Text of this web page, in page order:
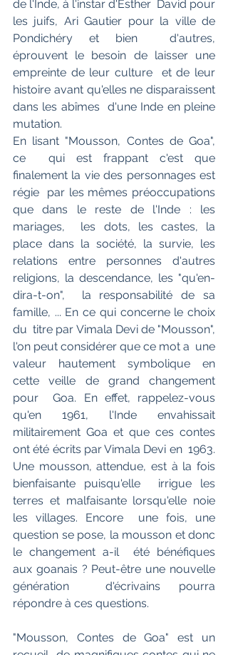
de l'Inde, à l'instar d'Esther  David pour
les juifs, Ari Gautier pour la ville de
Pondichéry et bien  d'autres,
éprouvent le besoin de laisser une
empreinte de leur culture  et de leur
histoire avant qu'elles ne disparaissent
dans les abîmes  d'une Inde en pleine
mutation.
En lisant "Mousson, Contes de Goa",
ce  qui est frappant c'est que
finalement la vie des personnages est
régie  par les mêmes préoccupations
que dans le reste de l'Inde : les
mariages,  les dots, les castes, la
place dans la société, la survie, les
relations entre personnes d'autres
religions, la descendance, les "qu'en-
dira-t-on",  la responsabilité de sa
famille, ... En ce qui concerne le choix
du  titre par Vimala Devi de "Mousson",
l'on peut considérer que ce mot a  une
valeur hautement symbolique en
cette veille de grand changement
pour  Goa. En effet, rappelez-vous
qu'en 1961, l'Inde envahissait
militairement Goa et que ces contes
ont été écrits par Vimala Devi en  1963.
Une mousson, attendue, est à la fois
bienfaisante puisqu'elle  irrigue les
terres et malfaisante lorsqu'elle noie
les villages. Encore  une fois, une
question se pose, la mousson et donc
le changement a-il  été bénéfiques
aux goanais ? Peut-être une nouvelle
génération  d'écrivains pourra
répondre à ces questions.
"Mousson, Contes de Goa" est un